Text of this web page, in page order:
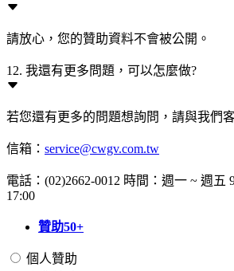
請放心，您的贊助資料不會被公開。
12. 我還有更多問題，可以怎麼做?
若您還有更多的問題想詢問，請與我們
信箱： service@cwgv.com.tw
電話：(02)2662-0012 時間：週一 ~ 週五
17:00
贊助50+
個人贊助